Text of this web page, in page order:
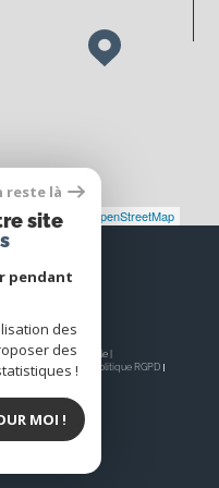
JawgMaps © OpenStreetMap
powered by Google |
Admin Nos liens
Politique RGPD
reste là
site
pendant
des
des
!
MOI !